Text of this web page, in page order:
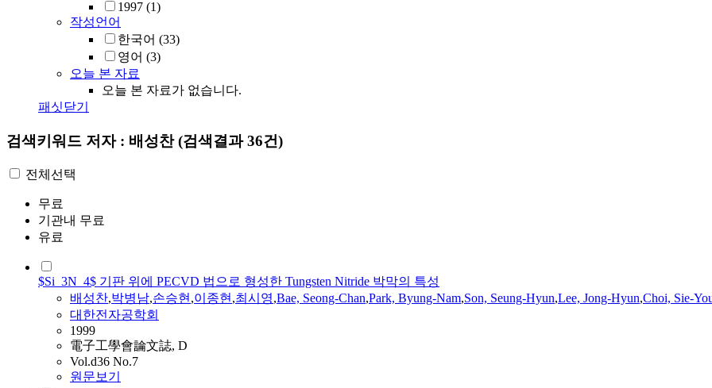
1997 (1)
작성언어
한국어 (33)
영어 (3)
오늘 본 자료
오늘 본 자료가 없습니다.
패싯닫기
검색키워드 저자 : 배성찬(검색결과 36건)
전체선택
무료
기관내 무료
유료
$Si_3N_4$ 기판 위에 PECVD 법으로 형성한 Tungsten Nitride 박막의 특성
배성찬,박병남,손승현,이종현,최시영,Bae, Seong-Chan,Park, Byung-Nam,Son, Seung-Hyun,Lee, Jong-Hyun,Choi, Sie-
대한전자공학회
1999
電子工學會論文誌, D
Vol.d36 No.7
원문보기